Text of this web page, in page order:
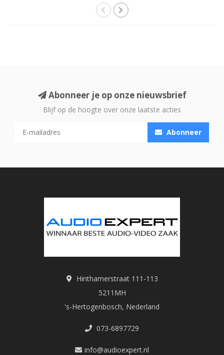
Abonneer je op onze nieuwsbrief
Blijf op de hoogte over onze laatste acties
Abonneer
Hinthamerstraat 111-113
5211MH
's-Hertogenbosch, Nederland
073-6897729
info@audioexpert.nl